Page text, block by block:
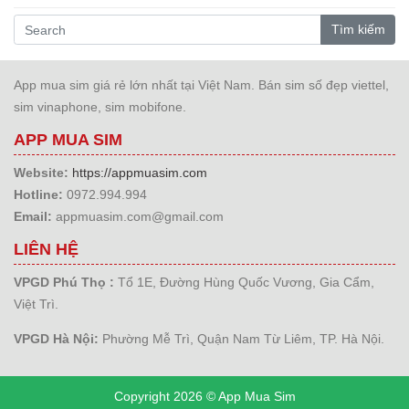
Tìm kiếm
App mua sim giá rẻ lớn nhất tại Việt Nam. Bán sim số đẹp viettel,
sim vinaphone, sim mobifone.
APP MUA SIM
Website: https://appmuasim.com
Hotline: 0972.994.994
Email: appmuasim.com@gmail.com
LIÊN HỆ
VPGD Phú Thọ : Tổ 1E, Đường Hùng Quốc Vương, Gia Cẩm,
Việt Trì.
VPGD Hà Nội: Phường Mễ Trì, Quận Nam Từ Liêm, TP. Hà Nội.
Copyright 2026 © App Mua Sim